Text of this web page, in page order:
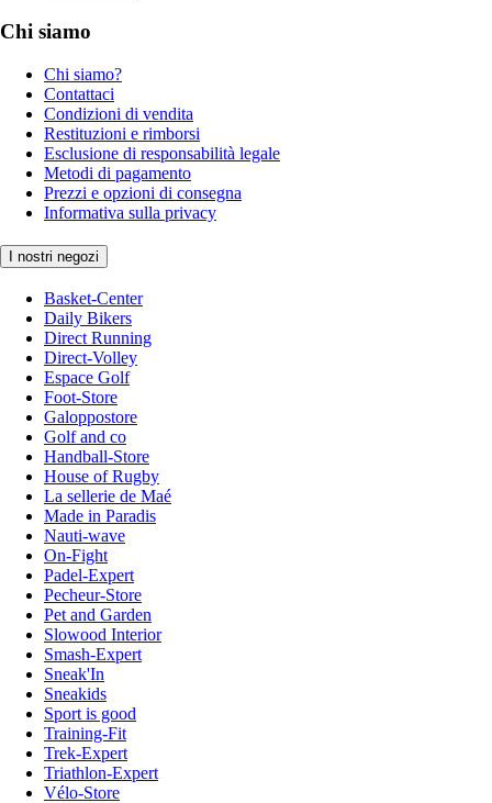
Chi siamo
Chi siamo?
Contattaci
Condizioni di vendita
Restituzioni e rimborsi
Esclusione di responsabilità legale
Metodi di pagamento
Prezzi e opzioni di consegna
Informativa sulla privacy
I nostri negozi
Basket-Center
Daily Bikers
Direct Running
Direct-Volley
Espace Golf
Foot-Store
Galoppostore
Golf and co
Handball-Store
House of Rugby
La sellerie de Maé
Made in Paradis
Nauti-wave
On-Fight
Padel-Expert
Pecheur-Store
Pet and Garden
Slowood Interior
Smash-Expert
Sneak'In
Sneakids
Sport is good
Training-Fit
Trek-Expert
Triathlon-Expert
Vélo-Store